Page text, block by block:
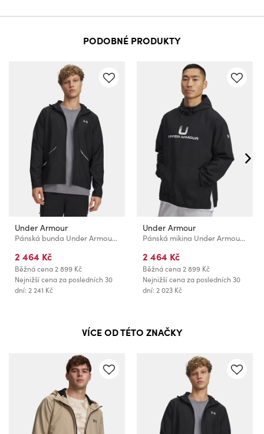
PODOBNÉ PRODUKTY
Under Armour
Pánská bunda Under Armour UA Unstoppable Woven Jacket-BLK
2 464 Kč
Běžná cena2 899 Kč
Nejnižší cena za posledních 30
dní: 2 241 Kč
Under Armour
Pánská mikina Under Armour UA Unstoppable Wvn Hoodie-BLK
2 464 Kč
Běžná cena2 899 Kč
Nejnižší cena za posledních 30
dní: 2 023 Kč
VÍCE OD TÉTO ZNAČKY